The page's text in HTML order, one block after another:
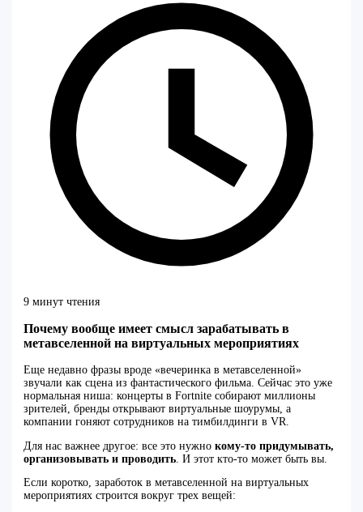
9 минут чтения
Почему вообще имеет смысл зарабатывать в
метавселенной на виртуальных мероприятиях
Еще недавно фразы вроде «вечеринка в метавселенной»
звучали как сцена из фантастического фильма. Сейчас это уже
нормальная ниша: концерты в Fortnite собирают миллионы
зрителей, бренды открывают виртуальные шоурумы, а
компании гоняют сотрудников на тимбилдинги в VR.
Для нас важнее другое: все это нужнокому‑то придумывать,
организовывать и проводить . И этот кто‑то может быть вы.
Если коротко, заработок в метавселенной на виртуальных
мероприятиях строится вокруг трех вещей: